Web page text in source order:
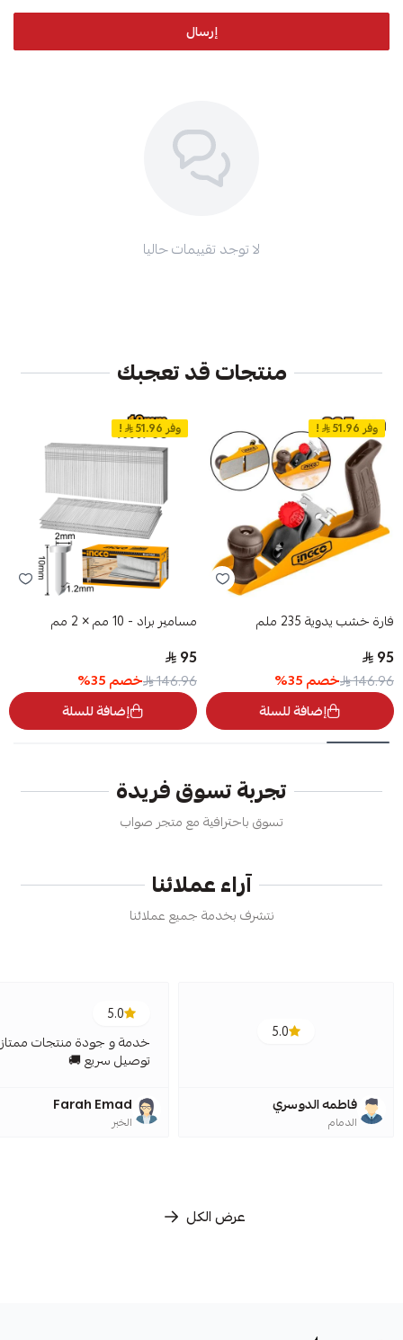
إرسال
لا توجد تقييمات حاليا
منتجات قد تعجبك
وفر 51.96 !
فارة خشب يدوية 235 ملم
95
146.96 خصم35
%
إضافة للسلة
وفر 51.96 !
مسامير براد - 10 مم × 2 مم
95
146.96 خصم35
%
إضافة للسلة
تجربة تسوق فريدة
تسوق باحترافية مع متجر صواب
آراء عملائنا
نتشرف بخدمة جميع عملائنا
5.0
فاطمه الدوسري
الدمام
5.0
خدمة و جودة منتجات
توصيل سريع 🚚
Farah Emad
الخبر
عرض الكل